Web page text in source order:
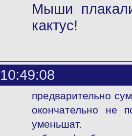
Мыши
кактус!
предварительно
окончательно не
уменьшат.